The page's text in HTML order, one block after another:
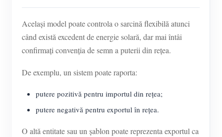
Același model poate controla o sarcină flexibilă atunci
când există excedent de energie solară, dar mai întâi
confirmați convenția de semn a puterii din rețea.
De exemplu, un sistem poate raporta:
putere pozitivă pentru importul din rețea;
putere negativă pentru exportul în rețea.
O altă entitate sau un șablon poate reprezenta exportul ca